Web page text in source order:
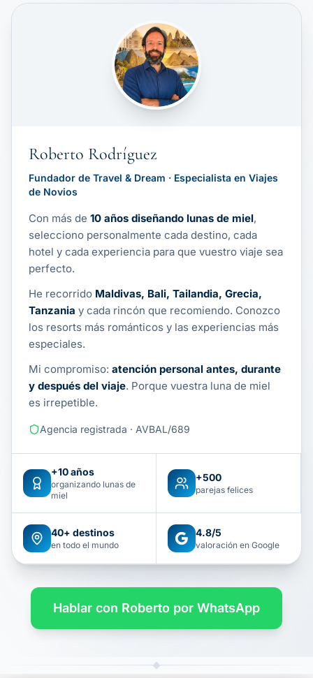
Roberto Rodríguez
Fundador de Travel & Dream · Especialista en Viajes
de Novios
Con más de 10 años diseñando lunas de miel,
selecciono personalmente cada destino, cada
hotel y cada experiencia para que vuestro viaje sea
perfecto.
He recorrido Maldivas, Bali, Tailandia, Grecia,
Tanzania y cada rincón que recomiendo. Conozco
los resorts más románticos y las experiencias más
especiales.
Mi compromiso: atención personal antes, durante
y después del viaje. Porque vuestra luna de miel
es irrepetible.
Agencia registrada · AVBAL/689
+10 años
organizando lunas de
miel
+500
parejas felices
40+ destinos
en todo el mundo
4.8/5
valoración en Google
Hablar con Roberto por WhatsApp